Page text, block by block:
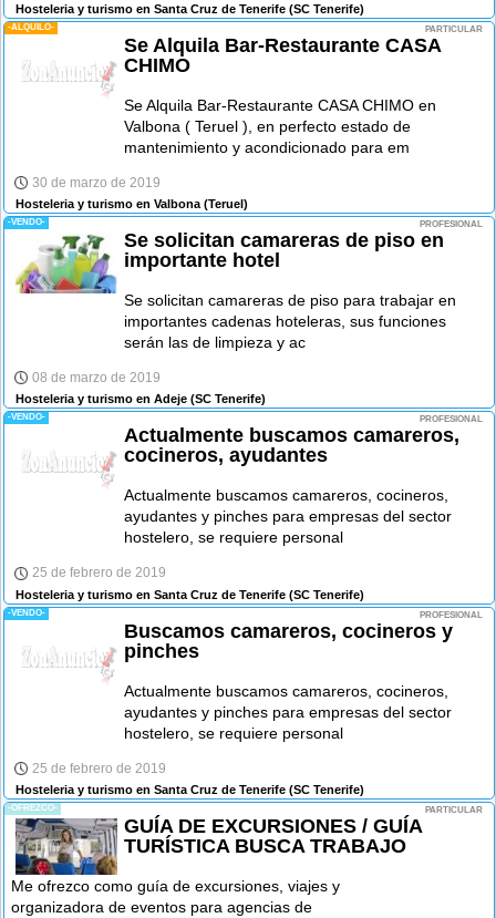
Hosteleria y turismo en Santa Cruz de Tenerife (SC Tenerife)
-ALQUILO- PARTICULAR
Se Alquila Bar-Restaurante CASA
CHIMO
Se Alquila Bar-Restaurante CASA CHIMO en
Valbona ( Teruel ), en perfecto estado de
mantenimiento y acondicionado para em
30 de marzo de 2019
Hosteleria y turismo en Valbona (Teruel)
-VENDO- PROFESIONAL
Se solicitan camareras de piso en
importante hotel
Se solicitan camareras de piso para trabajar en
importantes cadenas hoteleras, sus funciones
serán las de limpieza y ac
08 de marzo de 2019
Hosteleria y turismo en Adeje (SC Tenerife)
-VENDO- PROFESIONAL
Actualmente buscamos camareros,
cocineros, ayudantes
Actualmente buscamos camareros, cocineros,
ayudantes y pinches para empresas del sector
hostelero, se requiere personal
25 de febrero de 2019
Hosteleria y turismo en Santa Cruz de Tenerife (SC Tenerife)
-VENDO- PROFESIONAL
Buscamos camareros, cocineros y
pinches
Actualmente buscamos camareros, cocineros,
ayudantes y pinches para empresas del sector
hostelero, se requiere personal
25 de febrero de 2019
Hosteleria y turismo en Santa Cruz de Tenerife (SC Tenerife)
-OFREZCO- PARTICULAR
GUÍA DE EXCURSIONES / GUÍA
TURÍSTICA BUSCA TRABAJO
Me ofrezco como guía de excursiones, viajes y
organizadora de eventos para agencias de